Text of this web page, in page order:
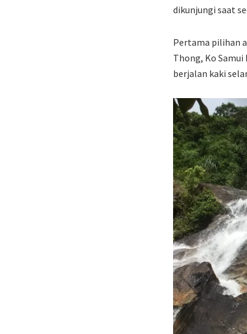
dikunjungi saat
Pertama pilihan
Thong, Ko
berjalan kaki